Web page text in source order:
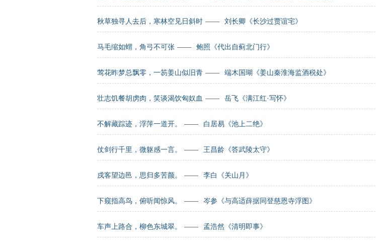
秋草独寻人去后，寒林空见日斜时 —— 刘长卿《长沙过贾谊宅》
马毛缩如蝟，角弓不可张 —— 鲍照《代出自蓟北门行》
莺花昨梦总飘零，一笏姜山似旧青 —— 端木国瑚《姜山秦淮海监酒税处》
壮志饥餐胡虏肉，笑谈渴饮匈奴血 —— 岳飞《满江红·写怀》
不解藏踪迹，浮萍一道开。 —— 白居易《池上二绝》
仗剑行千里，微躯感一言。 —— 王昌龄《答武陵太守》
戍客望边邑，思归多苦颜。 —— 李白《关山月》
下窥指高鸟，俯听闻惊风。 —— 岑参《与高适薛据同登慈恩寺浮图》
车声上路合，柳色东城翠。 —— 孟浩然《清明即事》